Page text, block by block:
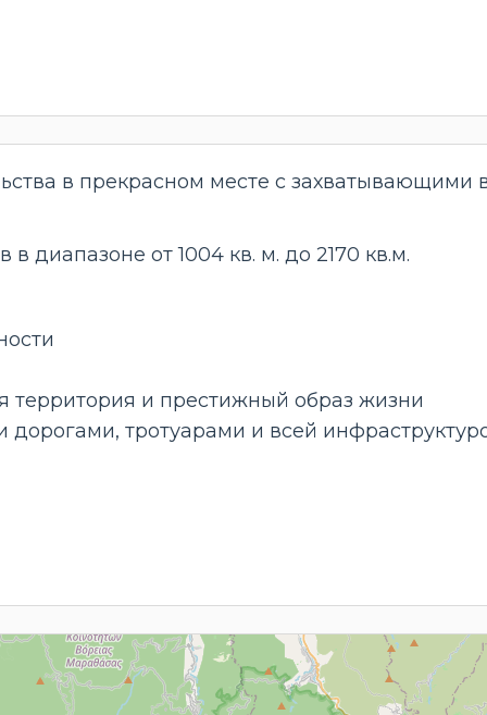
в прекрасном месте с захватывающими
диапазоне от 1004 кв. м. до 2170 кв.м.
территория и престижный образ жизни
тротуарами и всей